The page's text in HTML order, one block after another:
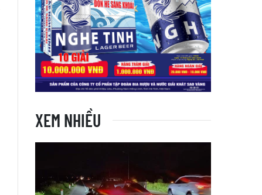
XEM NHIỀU